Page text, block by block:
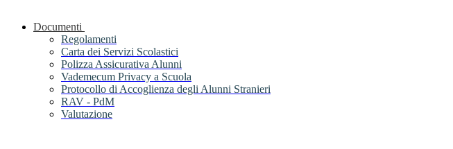
Documenti
Regolamenti
Carta dei Servizi Scolastici
Polizza Assicurativa Alunni
Vademecum Privacy a Scuola
Protocollo di Accoglienza degli Alunni Stranieri
RAV - PdM
Valutazione